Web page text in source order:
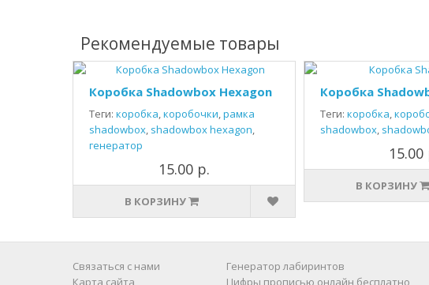
Рекомендуемые товары
Коробка Shadowbox Hexagon
Теги: коробка,коробочки,рамка
shadowbox, shadowbox hexagon,
генератор
15.00 р.
В КОРЗИНУ
Коробка
Теги: коробка,
shadowbox,
15.00
В КОРЗИНУ
Связаться с нами
Карта сайта
Генератор лабиринтов
Цифры прописью онлайн бесплатно